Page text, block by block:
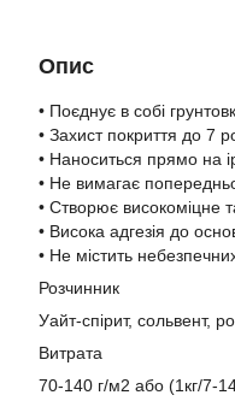
Опис
• Поєднує в собі
• Захист покриття до 7
• Наноситься прямо на
• Не вимагає
• Створює високоміцне
• Висока адгезія до
• Не містить
Розчинник
Уайт-спірит, сольвент,
Витрата
70-140 г/м2 або (1кг/7-